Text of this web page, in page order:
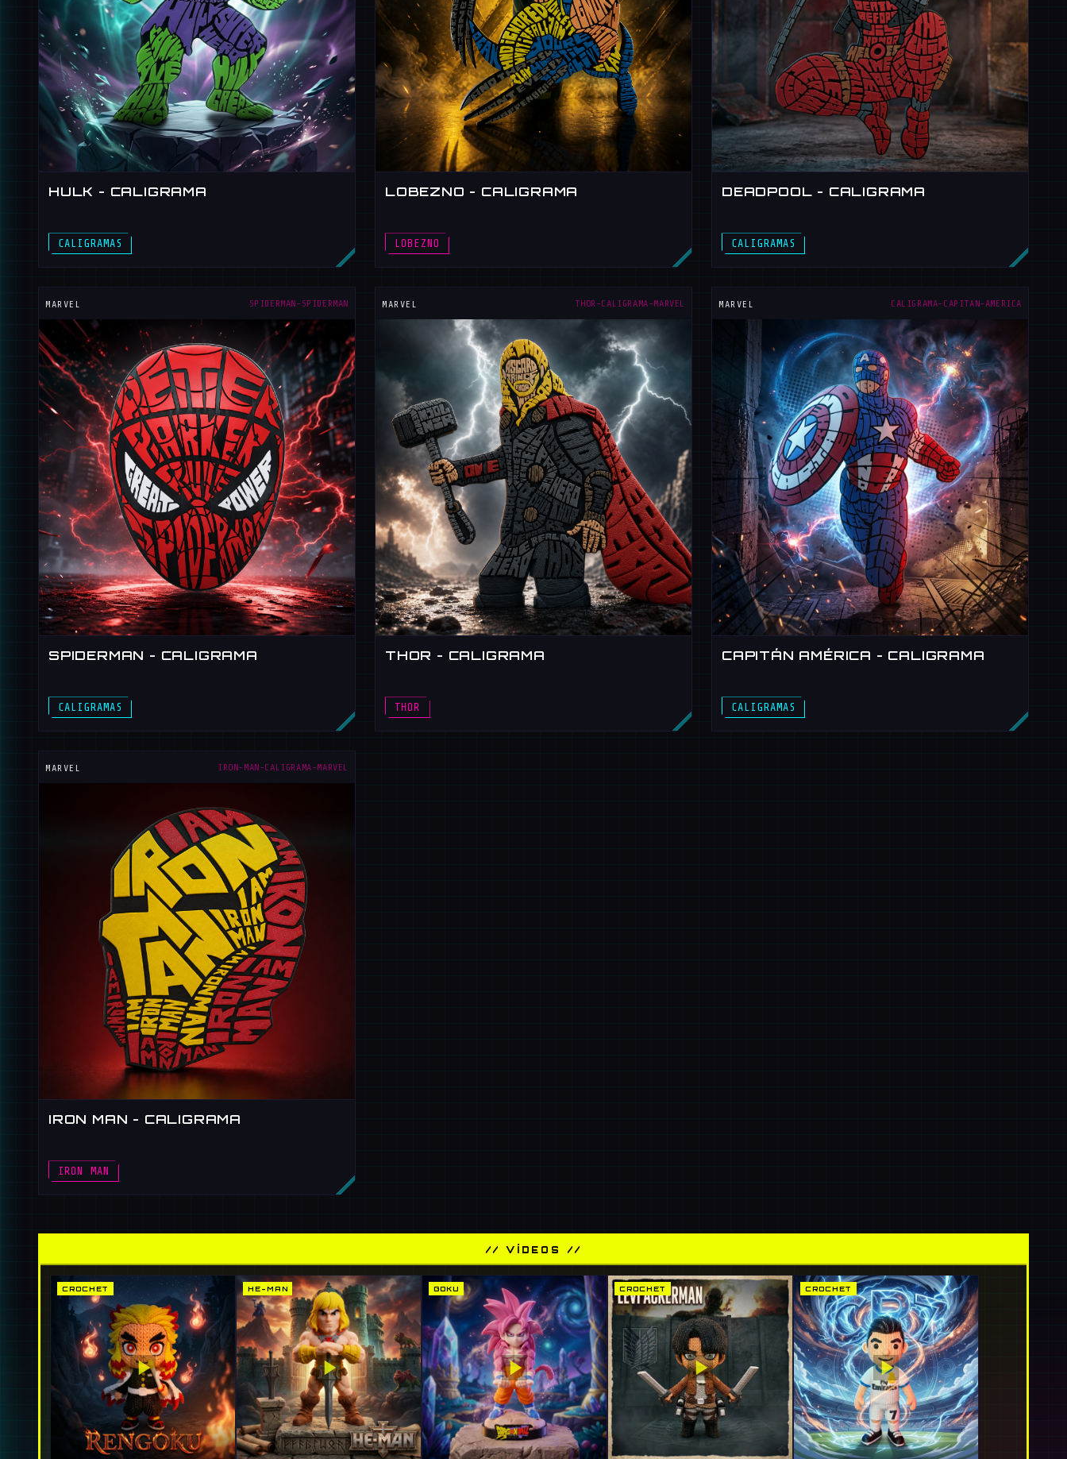
HULK - CALIGRAMA
HULK
LOBEZNO - CALIGRAMA
LOBEZNO
DEADPOOL - CALIGRAMA
DEADPOOL
MARVEL SPIDERMAN-SPIDERMAN
SPIDERMAN - CALIGRAMA
SPIDERMAN
MARVEL THOR-CALIGRAMA-MARVEL
THOR - CALIGRAMA
THOR
MARVEL CALIGRAMA-CAPITAN-AMERICA
CAPITÁN AMÉRICA - CALIGRAMA
CAPITÁN AMÉRICA
MARVEL IRON-MAN-CALIGRAMA-MARVEL
IRON MAN - CALIGRAMA
IRON MAN
// VÍDEOS //
CROCHET HE-MAN GOKU CROCHET CROCHET